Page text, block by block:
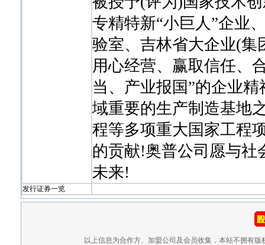
专精特新“小巨人”企业
验室、吉林省大企业(集
用心经营、赢取信任、
当、产业报国”的企业
域重要的生产制造基地
程等多项重大国家工程
的贡献!奥普公司愿与社
未来!
发行证券一览
以上信息为合作方、加盟公司及会员收集，本站不拥有